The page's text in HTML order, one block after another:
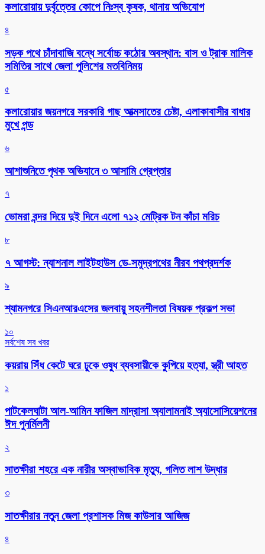
কলারোয়ায় দুর্বৃত্তের কোপে নিঃস্ব কৃষক, থানায় অভিযোগ
৪
সড়ক পথে চাঁদাবাজি বন্ধে সর্বোচ্চ কঠোর অবস্থান: বাস ও ট্রাক মালিক
সমিতির সাথে জেলা পুলিশের মতবিনিময়
৫
কলারোয়ার জয়নগরে সরকারি গাছ আত্মসাতের চেষ্টা, এলাকাবাসীর বাধার
মুখে পন্ড
৬
আশাশুনিতে পৃথক অভিযানে ৩ আসামি গ্রেপ্তার
৭
ভোমরা বন্দর দিয়ে দুই দিনে এলো ৭১২ মেট্রিক টন কাঁচা মরিচ
৮
৭ আগস্ট: ন্যাশনাল লাইটহাউস ডে-সমুদ্রপথের নীরব পথপ্রদর্শক
৯
শ্যামনগরে সিএনআরএসের জলবায়ু সহনশীলতা বিষয়ক প্রকল্প সভা
১০
সর্বশেষ সব খবর
কয়রায় সিঁধ কেটে ঘরে ঢুকে ওষুধ ব্যবসায়ীকে কুপিয়ে হত্যা, স্ত্রী আহত
১
পাটকেলঘাটা আল-আমিন ফাজিল মাদ্রাসা অ্যালামনাই অ্যাসোসিয়েশনের
ঈদ পুনর্মিলনী
২
সাতক্ষীরা শহরে এক নারীর অস্বাভাবিক মৃত্যু, গলিত লাশ উদ্ধার
৩
সাতক্ষীরার নতুন জেলা প্রশাসক মিজ কাউসার আজিজ
৪